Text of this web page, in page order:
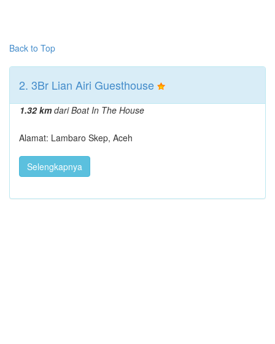
Back to Top
2. 3Br Lian Airi Guesthouse
1.32 kmdari Boat In The House
Alamat: Lambaro Skep, Aceh
Selengkapnya